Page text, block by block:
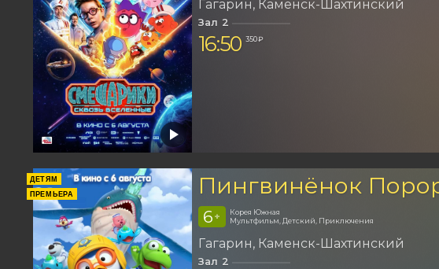
Гагарин Каменск-Шахтинский
Зал 2
16:50 350 ₽
ДЕТЯМ
ПРЕМЬЕРА
Пингвинёнок
6 +
Корея Южная
Мультфильм, Детский, Приключения
Гагарин Каменск-Шахтинский
Зал 2